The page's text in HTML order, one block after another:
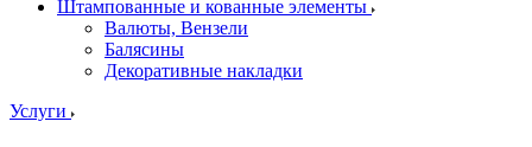
Штампованные и кованные элементы
Валюты, Вензели
Балясины
Декоративные накладки
Услуги